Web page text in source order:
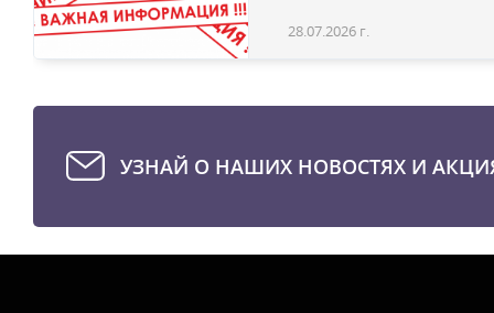
28.07.2026 г.
УЗНАЙ О НАШИХ НОВОСТЯХ И